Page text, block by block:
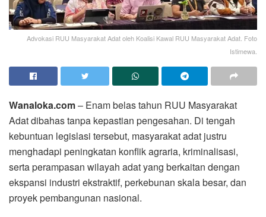
Advokasi RUU Masyarakat Adat oleh Koalisi Kawal RUU Masyarakat Adat. Foto
Istimewa.
Wanaloka.com– Enam belas tahun RUU Masyarakat
Adat dibahas tanpa kepastian pengesahan. Di tengah
kebuntuan legislasi tersebut, masyarakat adat justru
menghadapi peningkatan konflik agraria, kriminalisasi,
serta perampasan wilayah adat yang berkaitan dengan
ekspansi industri ekstraktif, perkebunan skala besar, dan
proyek pembangunan nasional.